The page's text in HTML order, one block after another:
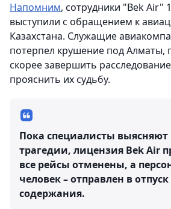
Напомним, сотрудники "Bek Air"
выступили с обращением к
Казахстана. Служащие
потерпел крушение под Алматы,
скорее завершить
прояснить их судьбу.
Пока специалисты
трагедии, лицензия Bek Air
все рейсы отменены, а
человек – отправлен в отпуск
содержания.